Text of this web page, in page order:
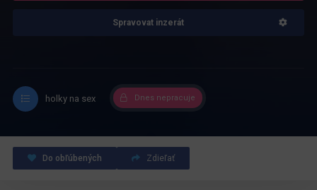
Spravovat inzerát
holky na sex Dnes nepracuje
Do obľúbených Zdieľať